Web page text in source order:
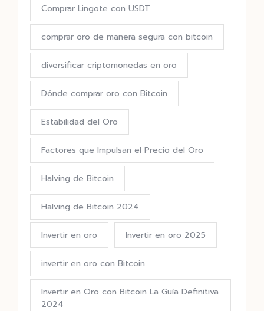
Comprar Lingote con USDT
comprar oro de manera segura con bitcoin
diversificar criptomonedas en oro
Dónde comprar oro con Bitcoin
Estabilidad del Oro
Factores que Impulsan el Precio del Oro
Halving de Bitcoin
Halving de Bitcoin 2024
Invertir en oro Invertir en oro 2025
invertir en oro con Bitcoin
Invertir en Oro con Bitcoin La Guía Definitiva
2024